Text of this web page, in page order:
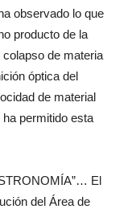
observado lo que
producto de la
de materia
óptica del
de material
permitido esta
El
del Área de